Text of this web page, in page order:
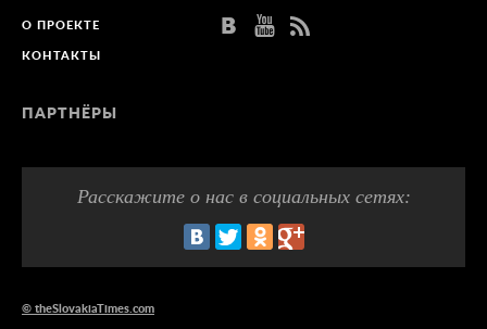
О ПРОЕКТЕ
КОНТАКТЫ
ПАРТНЁРЫ
Расскажите о нас в социальных сетях:
© theSlovakiaTimes.com